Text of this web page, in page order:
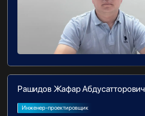
Рашидов Жафар Абдусатторович
Инженер-проектировщик